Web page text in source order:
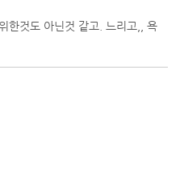
한것도 아닌것 같고. 느리고,, 욕